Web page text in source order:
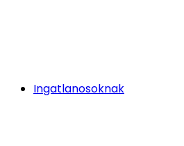
Ingatlanosoknak